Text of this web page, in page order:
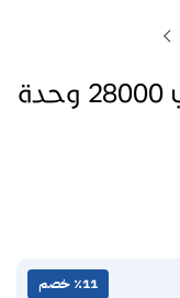
مكيف سبليت هام الذهبي 28000 وحدة
٪11 خصم